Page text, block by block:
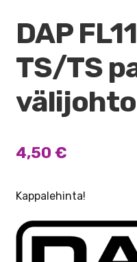
DAP
TS/TS
4,50 €
Kappalehinta!